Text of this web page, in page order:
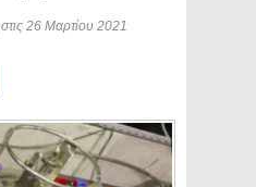
στις 26 Μαρτίου 2021